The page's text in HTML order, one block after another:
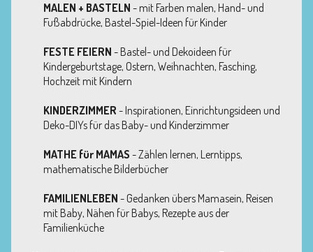
MALEN + BASTELN - mit Farben malen, Hand- und
Fußabdrücke, Bastel-Spiel-Ideen für Kinder
FESTE FEIERN - Bastel- und Dekoideen für
Kindergeburtstage, Ostern, Weihnachten, Fasching,
Hochzeit mit Kindern
KINDERZIMMER - Inspirationen, Einrichtungsideen und
Deko-DIYs für das Baby- und Kinderzimmer
MATHE für MAMAS - Zählen lernen, Lerntipps,
mathematische Bilderbücher
FAMILIENLEBEN - Gedanken übers Mamasein, Reisen
mit Baby, Nähen für Babys, Rezepte aus der
Familienküche